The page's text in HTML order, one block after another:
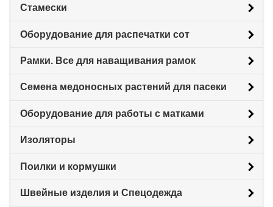
Стамески
Оборудование для распечатки сот
Рамки. Все для наващивания рамок
Семена медоносных растений для пасеки
Оборудование для работы с матками
Изоляторы
Поилки и кормушки
Швейные изделия и Спецодежда